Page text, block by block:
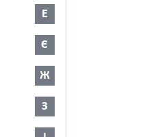
Е
Є
Ж
З